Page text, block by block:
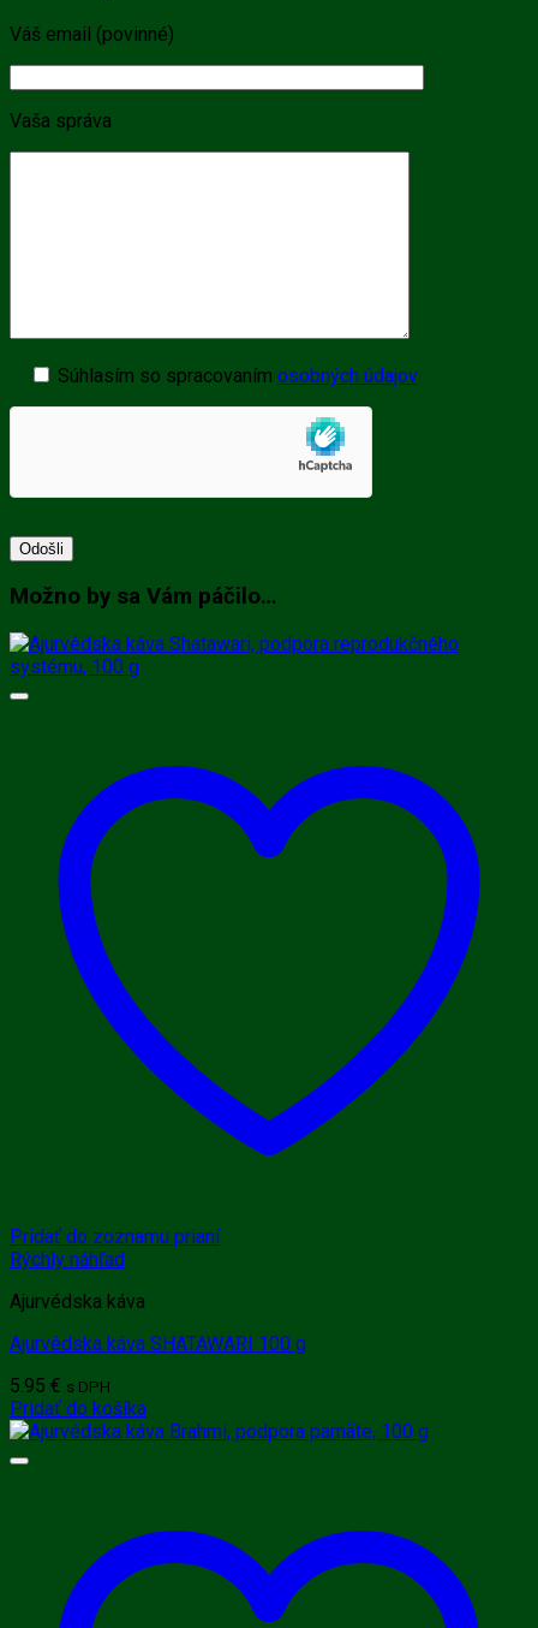
Váš email (povinné)
Vaša správa
Súhlasím so spracovaním osobných údajov
Možno by sa Vám páčilo…
Pridať do zoznamu prianí
Rýchly náhľad
Ajurvédska káva
Ajurvédska káva SHATAWARI 100 g
5.95 € s DPH
Pridať do košíka